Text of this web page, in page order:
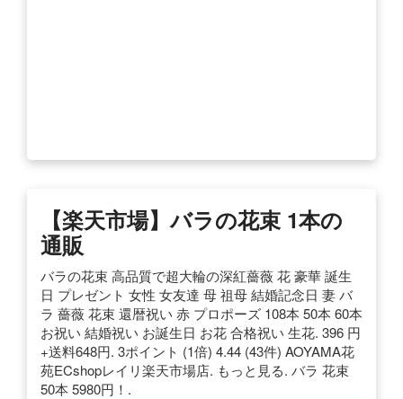
【楽天市場】バラの花束 1本の
通販
バラの花束 高品質で超大輪の深紅薔薇 花 豪華 誕生
日 プレゼント 女性 女友達 母 祖母 結婚記念日 妻 バ
ラ 薔薇 花束 還暦祝い 赤 プロポーズ 108本 50本 60本
お祝い 結婚祝い お誕生日 お花 合格祝い 生花. 396 円
+送料648円. 3ポイント (1倍) 4.44 (43件) AOYAMA花
苑ECshopレイリ楽天市場店. もっと見る. バラ 花束
50本 5980円！.